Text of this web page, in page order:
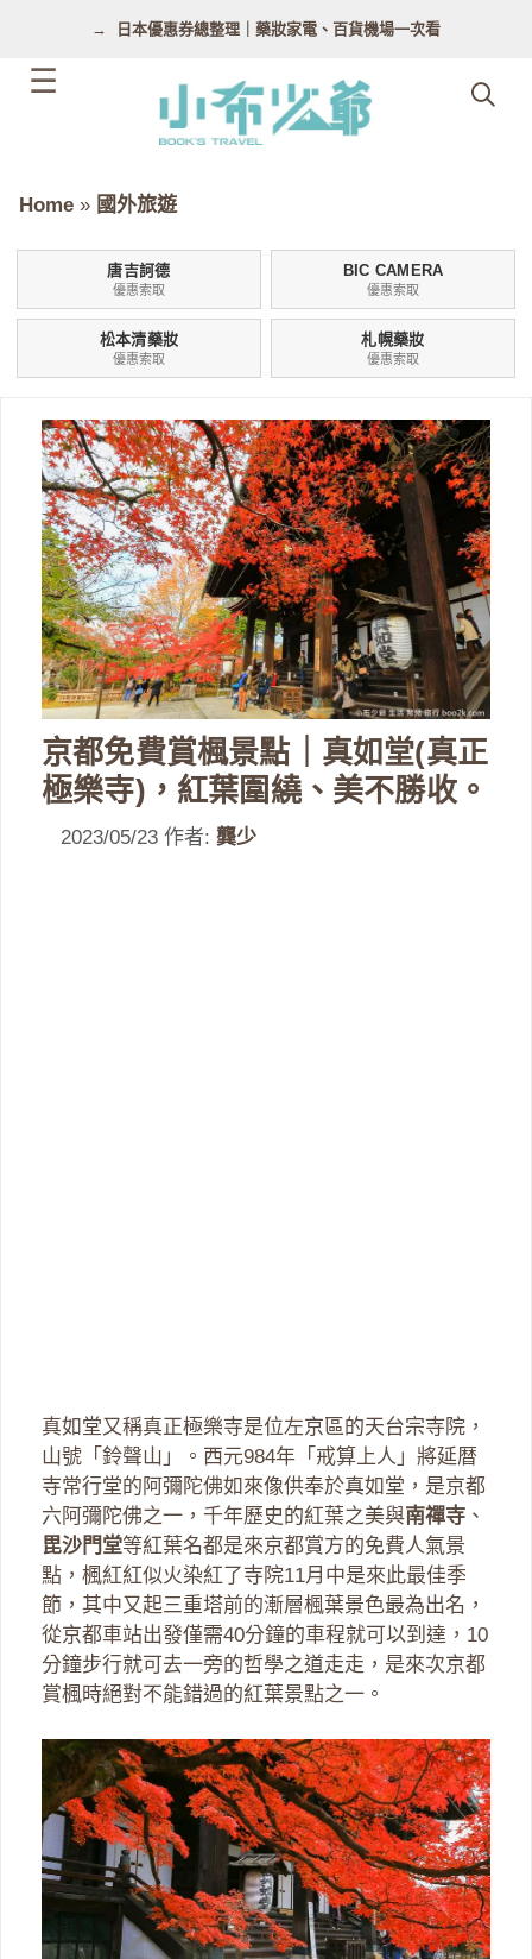
日本優惠券總整理｜藥妝家電、百貨機場一次看
Home » 國外旅遊
唐吉訶德
優惠索取
BIC CAMERA
優惠索取
松本清藥妝
優惠索取
札幌藥妝
優惠索取
京都免費賞楓景點｜真如堂(真正
極樂寺)，紅葉圍繞、美不勝收。
2023/05/23 作者: 龔少
真如堂又稱真正極樂寺是位左京區的天台宗寺院，
山號「鈴聲山」。西元984年「戒算上人」將延暦
寺常行堂的阿彌陀佛如來像供奉於真如堂，是京都
六阿彌陀佛之一，千年歷史的紅葉之美與南禪寺 、
毘沙門堂等紅葉名都是來京都賞方的免費人氣景
點，楓紅紅似火染紅了寺院11月中是來此最佳季
節，其中又起三重塔前的漸層楓葉景色最為出名，
從京都車站出發僅需40分鐘的車程就可以到達，10
分鐘步行就可去一旁的哲學之道走走，是來次京都
賞楓時絕對不能錯過的紅葉景點之一。